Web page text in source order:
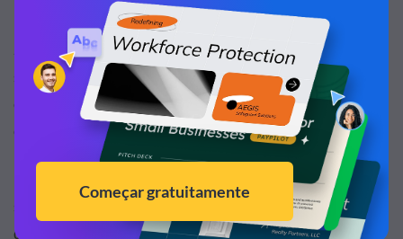
Se você quiser dar uma inovada e fazer um panfleto
super moderno, você pode fazer como neste modelo aqui,
espalhe suas imagens de fundo por várias colunas para
criar uma aparência mais unificada e coesa.
Use formas e linhas para ajudar a decorar as seções de
seu folheto e fazer com que diferentes blocos de texto se
destaquem mais. A biblioteca de design da Visme te